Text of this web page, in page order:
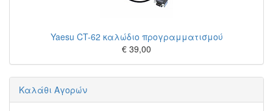
Yaesu CT-62 καλώδιο προγραμματισμού
€ 39,00
Καλάθι Αγορών